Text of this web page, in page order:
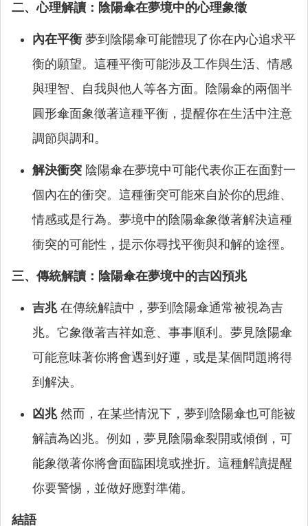
二、心理解讀：陰陽傘在夢境中的心理象徵
內在平衡 夢到陰陽傘可能體現了你在內心追求平
衡的願望。這種平衡可能涉及工作與生活、情感
與理智、自我與他人等各方面。陰陽傘的兩個半
圓形傘面象徵著這種平衡，提醒你在生活中注意
調節與調和。
解決衝突 陰陽傘在夢境中可能代表你正在面對一
個內在的衝突。這種衝突可能來自於你的思維、
情感或是行為。夢境中的陰陽傘象徵著解決這種
衝突的可能性，提示你尋找平衡與和解的途徑。
三、傳統解讀：陰陽傘在夢境中的吉凶預兆
吉兆在傳統解讀中，夢到陰陽傘通常被視為吉
兆。它象徵著吉祥如意、事事順利。夢見陰陽傘
可能意味著你將會遇到好運，或是某個問題將得
到解決。
凶兆然而，在某些情況下，夢到陰陽傘也可能被
解讀為凶兆。例如，夢見陰陽傘裂開或傾倒，可
能象徵著你將會面臨困境或挫折。這種解讀提醒
你要警惕，並做好應對準備。
結語